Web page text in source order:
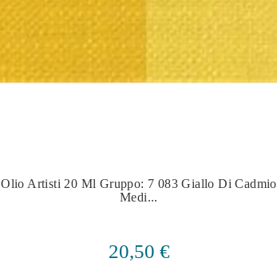

Olio Artisti 20 Ml Gruppo: 7 083 Giallo Di Cadmio
Medi...
20,50 €